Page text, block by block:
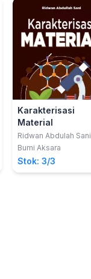
Karakterisasi
Material
Ridwan Abdulah Sani
Bumi Aksara
Stok: 3/3